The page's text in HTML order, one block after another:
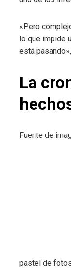
«Pero
lo que impide
está
La
Fuente de
pastel de